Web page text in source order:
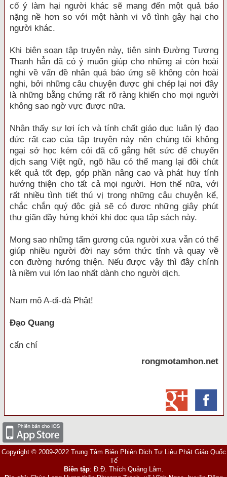
cố ý làm hại người khác sẽ mang đến một quả báo
nặng nề hơn so với một hành vi vô tình gây hại cho
người khác.
Khi biên soạn tập truyện này, tiên sinh Đường Tương
Thanh hẳn đã có ý muốn giúp cho những ai còn hoài
nghi về vấn đề nhân quả báo ứng sẽ không còn hoài
nghi, bởi những câu chuyện được ghi chép lại nơi đây
là những bằng chứng rất rõ ràng khiến cho mọi người
không sao ngờ vực được nữa.
Nhận thấy sự lợi ích và tính chất giáo dục luân lý đạo
đức rất cao của tập truyện này nên chúng tôi không
ngại sở học kém cỏi đã cố gắng hết sức để chuyển
dịch sang Việt ngữ, ngõ hầu có thể mang lại đôi chút
kết quả tốt đẹp, góp phần nâng cao và phát huy tính
hướng thiện cho tất cả mọi người. Hơn thế nữa, với
rất nhiều tình tiết thú vị trong những câu chuyện kể,
chắc chắn quý độc giả sẽ có được những giây phút
thư giãn đầy hứng khởi khi đọc qua tập sách này.
Mong sao những tấm gương của người xưa vẫn có thể
giúp nhiều người đời nay sớm thức tỉnh và quay về
con đường hướng thiện. Nếu được vậy thì đây chính
là niềm vui lớn lao nhất dành cho người dịch.
Nam mô A-di-đà Phật!
Đạo Quang
cẩn chí
rongmotamhon.net
Copyright © 2009-2022 Trung Tâm Biên Phiên Dịch Tư Liệu Phật Giáo Quốc
Tế
Biên tập: Đ.Đ. Thích Quảng Lâm.